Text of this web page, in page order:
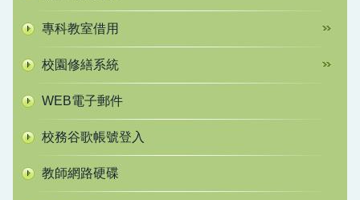
專科教室借用
校園修繕系統
WEB電子郵件
校務谷歌帳號登入
教師網路硬碟